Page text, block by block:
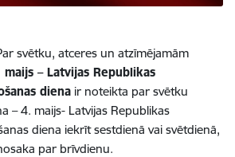
svētku, atceres un atzīmējamām
maijs –Latvijas Republikas
diena ir noteikta par svētku
– 4. maijs- Latvijas Republikas
diena iekrīt sestdienā vai svētdienā,
par brīvdienu.